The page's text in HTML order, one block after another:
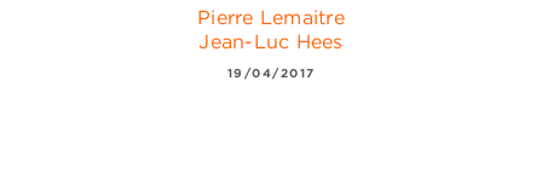
Pierre Lemaitre
Jean-Luc Hees
19/04/2017